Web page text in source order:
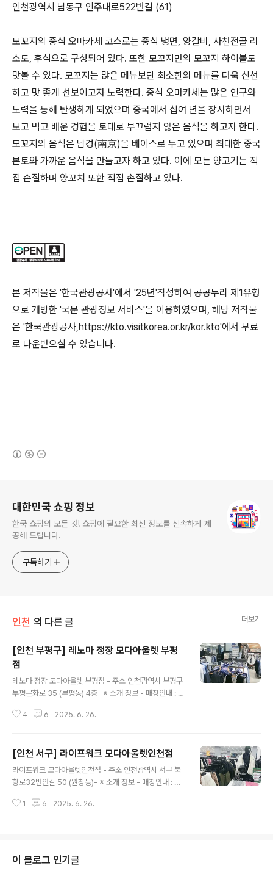
인천광역시 남동구 인주대로522번길 (61)
모꼬지의 중식 오마카세 코스로는 중식 냉면, 양갈비, 사천전골 리
소토, 후식으로 구성되어 있다. 또한 모꼬지만의 모꼬지 하이볼도
맛볼 수 있다. 모꼬지는 많은 메뉴보단 최소한의 메뉴를 더욱 신선
하고 맛 좋게 선보이고자 노력한다. 중식 오마카세는 많은 연구와
노력을 통해 탄생하게 되었으며 중국에서 십여 년을 장사하면서
보고 먹고 배운 경험을 토대로 부끄럽지 않은 음식을 하고자 한다.
모꼬지의 음식은 남경(南京)을 베이스로 두고 있으며 최대한 중국
본토와 가까운 음식을 만들고자 하고 있다. 이에 모든 양고기는 직
접 손질하며 양꼬치 또한 직접 손질하고 있다.
본 저작물은 '한국관광공사'에서 '25년'작성하여 공공누리 제1유형
으로 개방한 '국문 관광정보 서비스'을 이용하였으며, 해당 저작물
은 '한국관광공사,https://kto.visitkorea.or.kr/kor.kto'에서 무료
로 다운받으실 수 있습니다.
대한민국 쇼핑 정보
한국 쇼핑의 모든 것! 쇼핑에 필요한 최신 정보를 신속하게 제
공해 드립니다.
구독하기
인천 의 다른 글 더보기
[인천 부평구] 레노마 정장 모다아울렛 부평
점
레노마 정장 모다아울렛 부평점 - 주소 인천광역시 부평구
부평문화로 35 (부평동) 4층- ※ 소개 정보 - 매장안내 : 환
영업시간 : 10:30~20:30 - 판매품목 : 남성의류 - 문의및
김밥 - 주소 인천광역시 부평구 부평문화로 41 청원빌딩대
왕김밥은 인천시 부평동에 있는 김밥 맛집이다. 떡볶이, 순
대, 어묵, 잔치국수 등 다양한 분식류가 있지만 김밥을 먹거
지하철 1호선을 이용한다면 부평역 5번 출구로 나와 부평
4 6 2025. 6. 26.
[인천 서구] 라이프워크 모다아울렛인천점
라이프워크 모다아울렛인천점 - 주소 인천광역시 서구 북
항로32번안길 50 (원창동)- ※ 소개 정보 - 매장안내 : 환
영업시간 : 10:30~20:30 - 판매품목 : 스포츠 용품 및 의
ngrand.cc/ - 주소 인천광역시 서구 원석로 195 (원창
동)서울에서 30분, 서인천 IC에서 3Km에 위치해 접근성
1 6 2025. 6. 26.
이 블로그 인기글